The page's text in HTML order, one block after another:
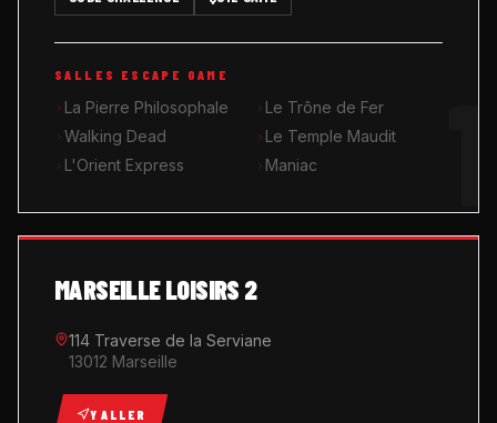
MUSIK ROOM KARAOKÉ
QUIZ GAME
SALLES ESCAPE GAME
La Pierre Philosophale
Le Trône de Fer
Walking Dead
Le Temple Maudit
L'Orient Express
Maniac
MARSEILLE LOISIRS 2
114 Traverse de la Serviane
13012 Marseille
Y ALLER